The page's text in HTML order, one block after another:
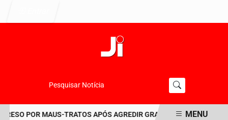
Pesquisar Notícia
POR MAUS-TRATOS APÓS AGREDIR GRAVEMENTE CACHORRO
MENU